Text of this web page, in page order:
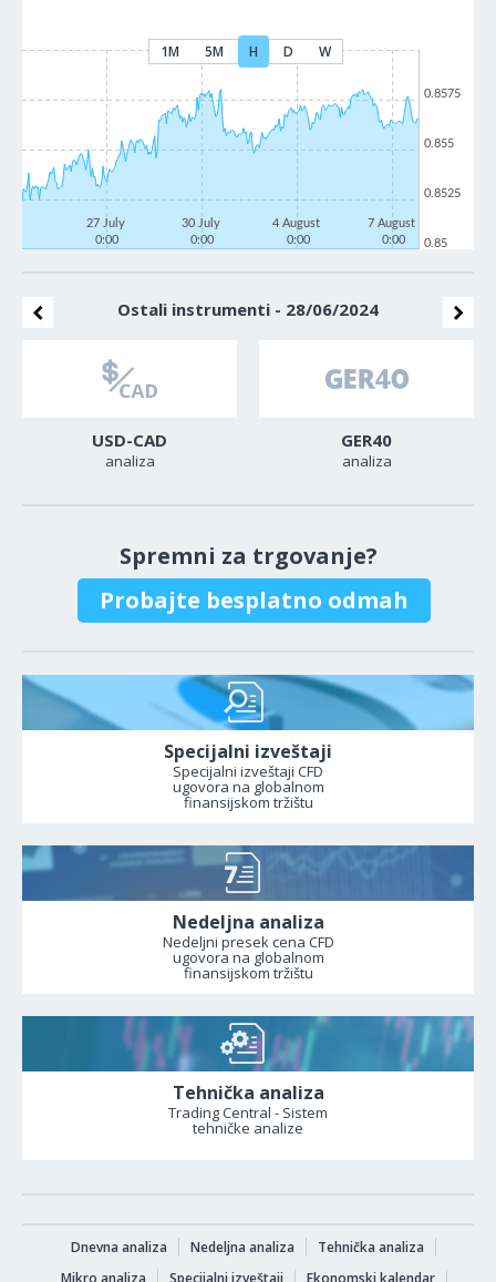
1M 5M H D W
27 July
0:00
30 July
0:00
4 August
0:00
7 August
0:00
0.85
0.8525
0.855
0.8575
Ostali instrumenti - 28/06/2024
USD-CAD
analiza
GER40
analiza
Spremni za trgovanje?
Probajte besplatno odmah
Specijalni izveštaji
Specijalni izveštaji CFD
ugovora na globalnom
finansijskom tržištu
Nedeljna analiza
Nedeljni presek cena CFD
ugovora na globalnom
finansijskom tržištu
Tehnička analiza
Trading Central - Sistem
tehničke analize
Dnevna analiza Nedeljna analiza
Tehnička analiza
Mikro analiza
Specijalni izveštaji Ekonomski kalendar